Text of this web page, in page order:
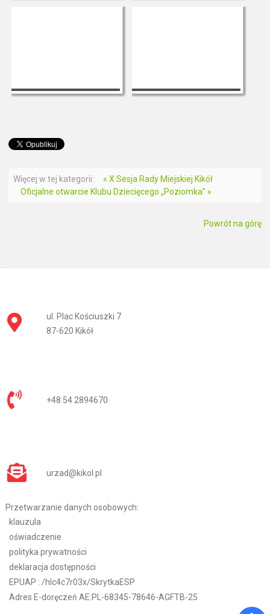
Więcej w tej kategorii:
« X Sesja Rady Miejskiej Kikół
Oficjalne otwarcie Klubu Dziecięcego „Poziomka” »
Powrót na górę
ul. Plac Kościuszki 7
87-620 Kikół
+48 54 2894670
urzad@kikol.pl
Przetwarzanie danych osobowych:
klauzula
oświadczenie
polityka prywatności
deklaracja dostępności
EPUAP : /hlc4c7r03x/SkrytkaESP
Adres E-doręczeń AE:PL-68345-78646-AGFTB-25